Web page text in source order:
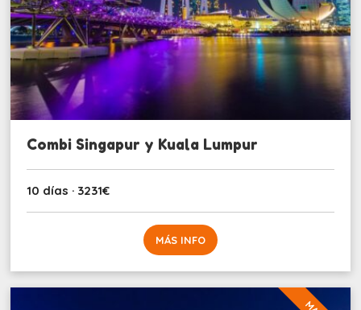
Combi Singapur y Kuala Lumpur
10 días · 3231€
MÁS INFO